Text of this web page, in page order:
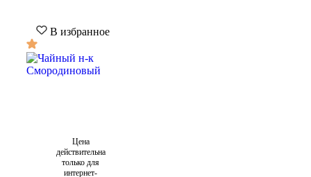
В избранное
Цена
действительна
только для
интернет-